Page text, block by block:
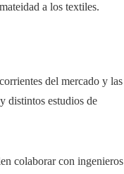
a los textiles.
del mercado y las
distintos estudios de
colaborar con ingenieros